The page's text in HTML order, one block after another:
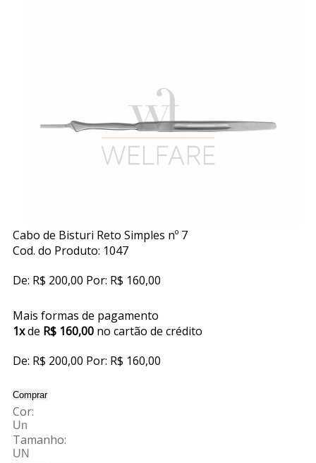
Cabo de Bisturi Reto Simples nº 7
Cod. do Produto: 1047
De: R$ 200,00 Por: R$ 160,00
Mais formas de pagamento
1xde R$ 160,00 no cartão de crédito
De: R$ 200,00 Por: R$ 160,00
Comprar
Cor:
Un
Tamanho:
UN